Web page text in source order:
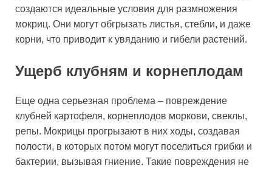
создаются идеальные условия для размножения
мокриц. Они могут обгрызать листья, стебли, и даже
корни, что приводит к увяданию и гибели растений.
Ущерб клубням и корнеплодам
Еще одна серьезная проблема – повреждение
клубней картофеля, корнеплодов моркови, свеклы,
репы. Мокрицы прогрызают в них ходы, создавая
полости, в которых потом могут поселиться грибки и
бактерии, вызывая гниение. Такие повреждения не